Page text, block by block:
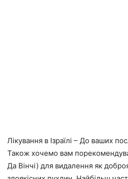
Лікування в Ізраїлі – До ваших
Також хочемо вам
Да Вінчі) для видалення як